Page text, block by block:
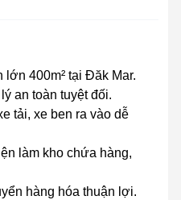
lớn 400m² tại Đăk Mar.
an toàn tuyệt đối.
tải, xe ben ra vào dễ
làm kho chứa hàng,
hàng hóa thuận lợi.